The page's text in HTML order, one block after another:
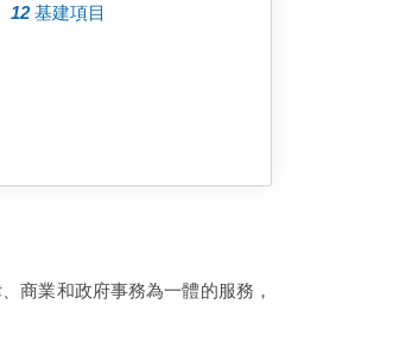
12 基建項目
商業和政府事務為一體的服務，